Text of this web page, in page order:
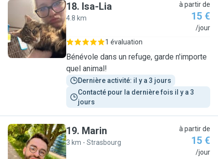
I
18. Isa-Lia
4.8 km
à partir de
15 €
/jour
1 évaluation
Bénévole dans un refuge, garde n'importe
quel animal!
Dernière activité: il y a 3 jours
Contacté pour la dernière fois il y a 3
jours
M
19. Marin
3 km - Strasbourg
à partir de
15 €
/jour